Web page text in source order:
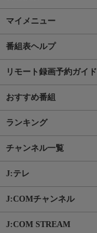
マイメニュー
番組表ヘルプ
リモート録画予約ガイド
おすすめ番組
ランキング
チャンネル一覧
J:テレ
J:COMチャンネル
J:COM STREAM